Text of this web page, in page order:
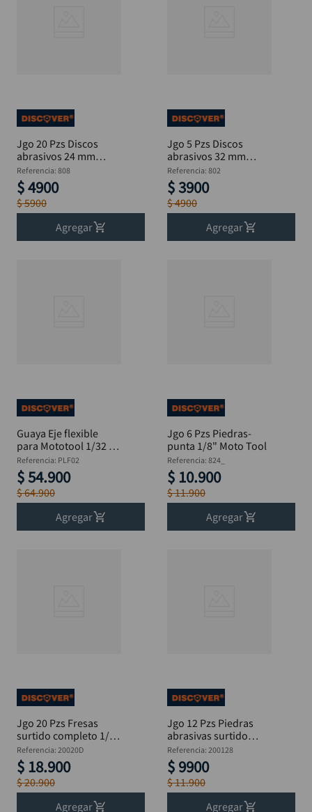
Jgo 20 Pzs Discos
abrasivos 24 mm
Moto Tool
Referencia: 808
$4900
$5900
Agregar
Jgo 5 Pzs Discos
abrasivos 32 mm
Moto Tool
Referencia: 802
$3900
$4900
Agregar
Guaya Eje flexible
para Mototool 1/32 y
1/8"
Referencia: PLF02
$54.900
$64.900
Agregar
Jgo 6 Pzs Piedras-
punta 1/8" Moto Tool
Referencia: 824_
$ 10.900
$11.900
Agregar
Jgo 20 Pzs Fresas
surtido completo 1/8"
Moto Tool
Referencia: 20020D
$ 18.900
$20.900
Agregar
Jgo 12 Pzs Piedras
abrasivas surtido
comple Mototool
Referencia: 200128
$ 9900
$11.900
Agregar